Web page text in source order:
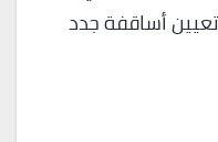
أساقفة جدد